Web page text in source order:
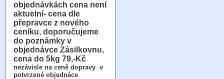
objednávkách cena není
aktuelní- cena dle
přepravce z nového
ceníku, doporučujeme
do poznámky v
objednávce Zásilkovnu,
cena do 5kg 79,-Kč
nezávisle na ceně dopravy v
potvrzené objednáce